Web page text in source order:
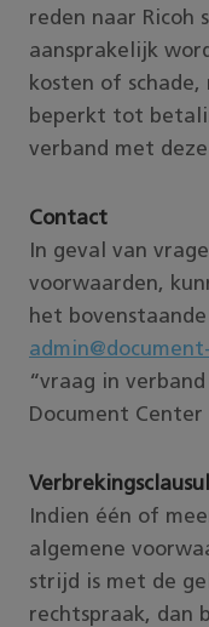
reden naar Ricoh
aansprakelijk
kosten of
beperkt tot
verband met
Contact
In geval van
voorwaarden,
het
“vraag in
Document Center
Indien één of
algemene
strijd is met de
rechtspraak, dan